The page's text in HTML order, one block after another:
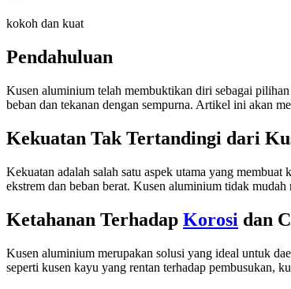
kokoh dan kuat
Pendahuluan
Kusen aluminium telah membuktikan diri sebagai
beban dan tekanan dengan sempurna. Artikel ini akan
Kekuatan Tak Tertandingi dari
Kekuatan adalah salah satu aspek utama yang
ekstrem dan beban berat. Kusen aluminium tidak
Ketahanan Terhadap Korosi dan
Kusen aluminium merupakan solusi yang ideal untuk
seperti kusen kayu yang rentan terhadap pembusukan,